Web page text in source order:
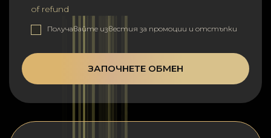
of refund
Получавайте известия за промоции и отстъпки
ЗАПОЧНЕТЕ ОБМЕН